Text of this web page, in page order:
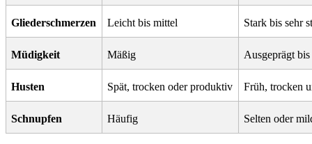
Gliederschmerzen Leicht bis mittel Stark bis sehr
Müdigkeit Mäßig Ausgeprägt
Husten Spät, trocken oder produktiv Früh, trocken
Schnupfen Häufig Selten oder